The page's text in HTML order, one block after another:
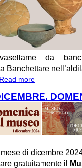
da
Banchettare
Read more
di dicembre
gratuitamente il